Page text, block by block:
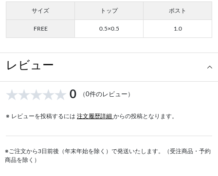
サイズ トップ ポスト
FREE 0.5×0.5 1.0
レビュー
0 （0件のレビュー）
※ レビューを投稿するには 注文履歴詳細 からの投稿となります。
※ご注文から3日前後（年末年始を除く）で発送いたします。（受注商品・予約
商品を除く）